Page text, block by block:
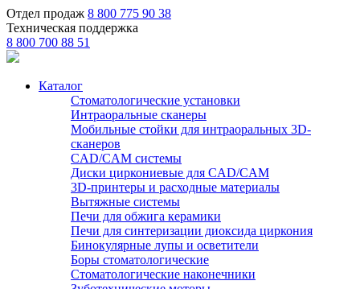
Отдел продаж 8 800 775 90 38
Техническая поддержка
8 800 700 88 51
Каталог
Стоматологические установки
Интраоральные сканеры
Мобильные стойки для интраоральных 3D-
сканеров
CAD/CAM системы
Диски циркониевые для CAD/CAM
3D-принтеры и расходные материалы
Вытяжные системы
Печи для обжига керамики
Печи для синтеризации диоксида циркония
Бинокулярные лупы и осветители
Боры стоматологические
Стоматологические наконечники